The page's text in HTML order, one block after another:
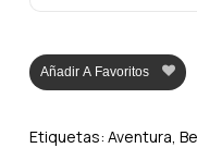
Añadir A Favoritos
Etiquetas: Aventura